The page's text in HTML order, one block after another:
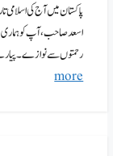
پاکستان میں آج کی اسلامی
اسعد صاحب، آپ کو ہماری
رحمتوں سے نوازے۔ پیارے
more